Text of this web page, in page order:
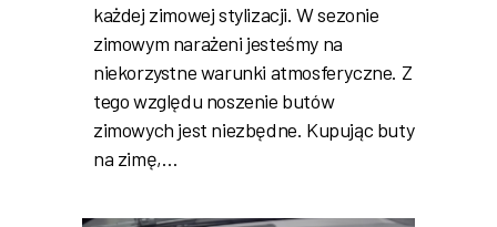
każdej zimowej stylizacji. W sezonie
zimowym narażeni jesteśmy na
niekorzystne warunki atmosferyczne. Z
tego względu noszenie butów
zimowych jest niezbędne. Kupując buty
na zimę,…